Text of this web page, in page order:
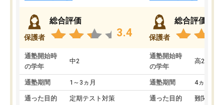
保護者
総合評価
3.4
通塾開始時
の学年
中2
通塾期間 1～3ヵ月
通った目的 定期テスト対策
保護者
総合評価
通塾開始時
の学年
高2
通塾期間 4ヵ月～1
通った目的 難関私立